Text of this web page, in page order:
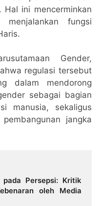
Hal ini mencerminkan
menjalankan fungsi
Gender,
regulasi tersebut
dalam mendorong
sebagai bagian
manusia, sekaligus
jangka
Persepsi: Kritik
oleh Media